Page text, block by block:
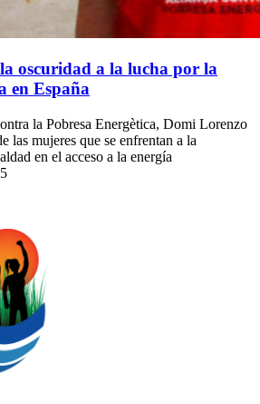
oscuridad a la lucha por la
en España
la Pobresa Energètica, Domi Lorenzo
las mujeres que se enfrentan a la
en el acceso a la energía